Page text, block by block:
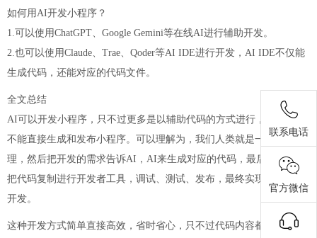
如何用AI开发小程序？
1.可以使用ChatGPT、Google Gemini等在线AI进行辅助开发。
2.也可以使用Claude、Trae、Qoder等AI IDE进行开发，AI IDE不仅能
生成代码，还能对应的代码文件。
全文总结
AI可以开发小程序，只不过更多是以辅助代码的方式进行，AI本身并
不能直接生成和发布小程序。可以理解为，我们人类就是一个项目经
理，然后把开发的需求告诉AI，AI来生成对应的代码，最后再由我们
把代码复制进行开发者工具，调试、测试、发布，最终实现小程序的
开发。
这种开发方式简单直接高效，省时省心，只不过代码内容都是由AI生
联系电话
官方微信